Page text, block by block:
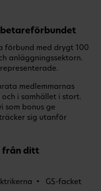
förbund med drygt 100
anläggningssektorn.
medlemmarnas
i samhället i stort.
som bonus ge
sig utanför
från ditt
GS-facket